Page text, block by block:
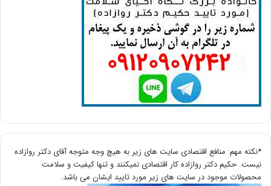
*نکته مهم: منافع اقتصادی سایت های زیر به هیچ وجه متوجه آقای دکتر روازاده
نیست. حکیم دکتر روازاده کار اقتصادی نمیکنند و تنها کیفیت و سلامت
محصولات موجود در سایت های زیر مورد تایید ایشان می باشد.